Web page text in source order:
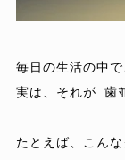
毎日の生活の中
実は、それが 歯
たとえば、こん